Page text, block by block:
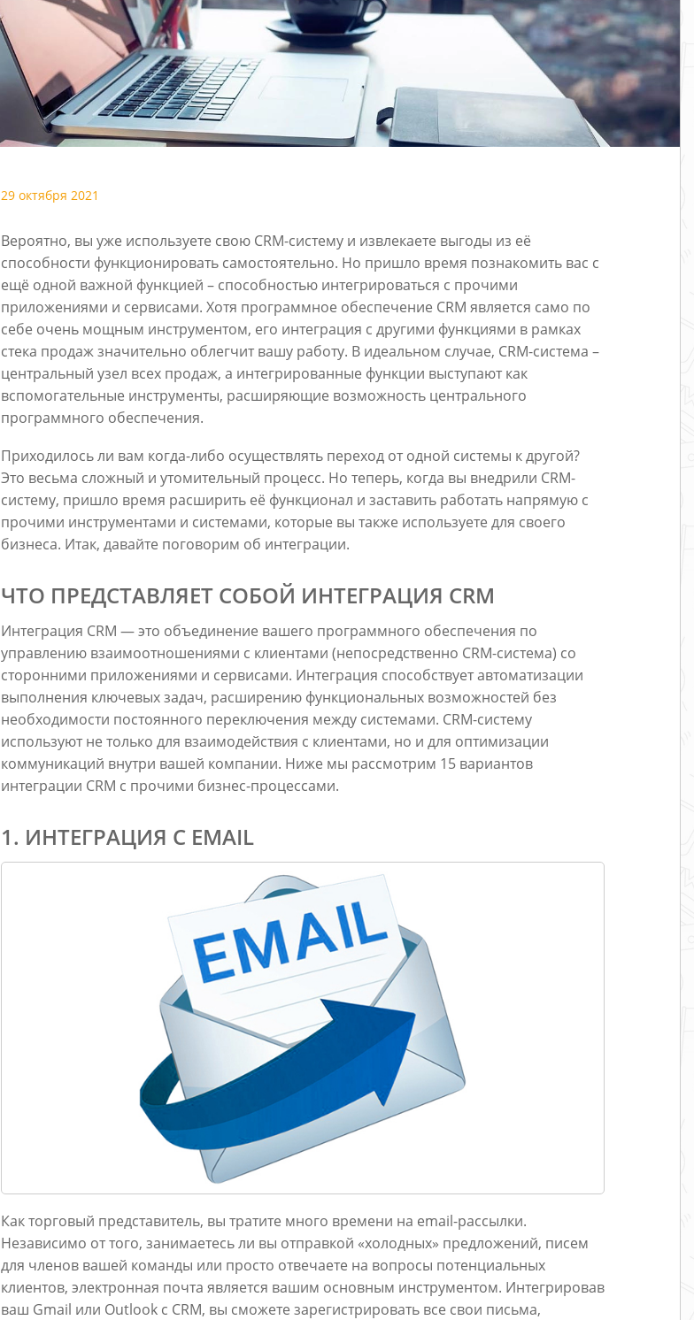
29 октября 2021
Вероятно, вы уже используете свою CRM-систему и извлекаете выгоды из её
способности функционировать самостоятельно. Но пришло время познакомить вас с
ещё одной важной функцией – способностью интегрироваться с прочими
приложениями и сервисами. Хотя программное обеспечение CRM является само по
себе очень мощным инструментом, его интеграция с другими функциями в рамках
стека продаж значительно облегчит вашу работу. В идеальном случае, CRM-система –
центральный узел всех продаж, а интегрированные функции выступают как
вспомогательные инструменты, расширяющие возможность центрального
программного обеспечения.
Приходилось ли вам когда-либо осуществлять переход от одной системы к другой?
Это весьма сложный и утомительный процесс. Но теперь, когда вы внедрили CRM-
систему, пришло время расширить её функционал и заставить работать напрямую с
прочими инструментами и системами, которые вы также используете для своего
бизнеса. Итак, давайте поговорим об интеграции.
ЧТО ПРЕДСТАВЛЯЕТ СОБОЙ ИНТЕГРАЦИЯ CRM
Интеграция CRM — это объединение вашего программного обеспечения по
управлению взаимоотношениями с клиентами (непосредственно CRM-система) со
сторонними приложениями и сервисами. Интеграция способствует автоматизации
выполнения ключевых задач, расширению функциональных возможностей без
необходимости постоянного переключения между системами. CRM-систему
используют не только для взаимодействия с клиентами, но и для оптимизации
коммуникаций внутри вашей компании. Ниже мы рассмотрим 15 вариантов
интеграции CRM с прочими бизнес-процессами.
1. ИНТЕГРАЦИЯ С EMAIL
Как торговый представитель, вы тратите много времени на email-рассылки.
Независимо от того, занимаетесь ли вы отправкой «холодных» предложений, писем
для членов вашей команды или просто отвечаете на вопросы потенциальных
клиентов, электронная почта является вашим основным инструментом. Интегрировав
ваш Gmail или Outlook с CRM, вы сможете зарегистрировать все свои письма,